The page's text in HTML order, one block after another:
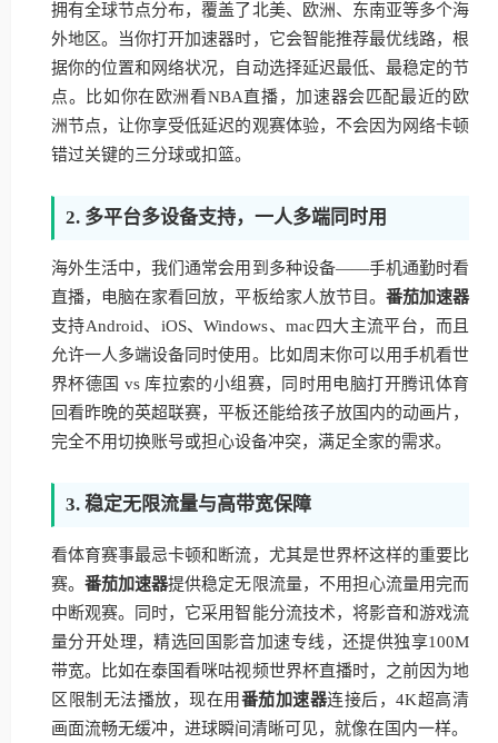
拥有全球节点分布，覆盖了北美、欧洲、东南亚等多个海
外地区。当你打开加速器时，它会智能推荐最优线路，根
据你的位置和网络状况，自动选择延迟最低、最稳定的节
点。比如你在欧洲看NBA直播，加速器会匹配最近的欧
洲节点，让你享受低延迟的观赛体验，不会因为网络卡顿
错过关键的三分球或扣篮。
2. 多平台多设备支持，一人多端同时用
海外生活中，我们通常会用到多种设备——手机通勤时看
直播，电脑在家看回放，平板给家人放节目。 番茄加速器
支持Android、iOS、Windows、mac四大主流平台，而且
允许一人多端设备同时使用。比如周末你可以用手机看世
界杯德国 vs 库拉索的小组赛，同时用电脑打开腾讯体育
回看昨晚的英超联赛，平板还能给孩子放国内的动画片，
完全不用切换账号或担心设备冲突，满足全家的需求。
3. 稳定无限流量与高带宽保障
看体育赛事最忌卡顿和断流，尤其是世界杯这样的重要比
赛。番茄加速器提供稳定无限流量，不用担心流量用完而
中断观赛。同时，它采用智能分流技术，将影音和游戏流
量分开处理，精选回国影音加速专线，还提供独享100M
带宽。比如在泰国看咪咕视频世界杯直播时，之前因为地
区限制无法播放，现在用番茄加速器连接后，4K超高清
画面流畅无缓冲，进球瞬间清晰可见，就像在国内一样。